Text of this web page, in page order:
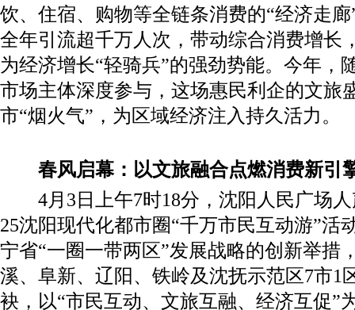
饮、住宿、购物等全链条消费的“经济走
全年引流超千万人次，带动综合消费增长
为经济增长“轻骑兵”的强劲势能。今年，
市场主体深度参与，这场惠民利企的文旅
市“烟火气”，为区域经济注入持久活力。
春风启幕：以文旅融合点燃消费新引
4月3日上午7时18分，沈阳人民广场人
25沈阳现代化都市圈“千万市民互动游”活
宁省“一圈一带两区”发展战略的创新举措
溪、阜新、辽阳、铁岭及沈抚示范区7市1
袂，以“市民互动、文旅互融、经济互促”